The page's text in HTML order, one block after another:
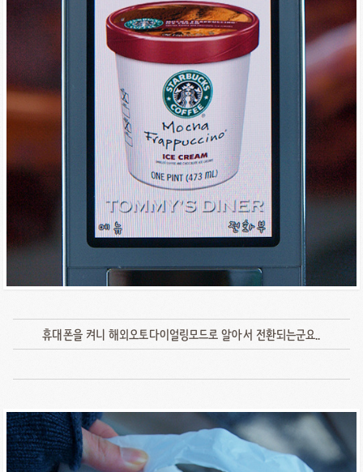
휴대폰을 켜니 해외오토다이얼링모드로 알아서 전환되는군요..